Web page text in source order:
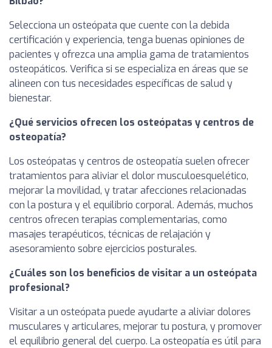
Selecciona un osteópata que cuente con la debida
certificación y experiencia, tenga buenas opiniones de
pacientes y ofrezca una amplia gama de tratamientos
osteopáticos. Verifica si se especializa en áreas que se
alineen con tus necesidades específicas de salud y
bienestar.
¿Qué servicios ofrecen los osteópatas y centros de
osteopatía?
Los osteópatas y centros de osteopatía suelen ofrecer
tratamientos para aliviar el dolor musculoesquelético,
mejorar la movilidad, y tratar afecciones relacionadas
con la postura y el equilibrio corporal. Además, muchos
centros ofrecen terapias complementarias, como
masajes terapéuticos, técnicas de relajación y
asesoramiento sobre ejercicios posturales.
¿Cuáles son los beneficios de visitar a un osteópata
profesional?
Visitar a un osteópata puede ayudarte a aliviar dolores
musculares y articulares, mejorar tu postura, y promover
el equilibrio general del cuerpo. La osteopatía es útil para